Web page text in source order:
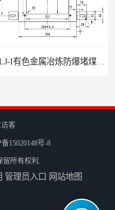
客
15020148号-8
留所有权利.
管理员入口 网站地图